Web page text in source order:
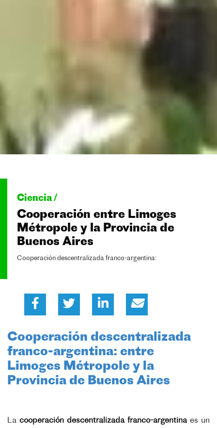
Ciencia /
Cooperación entre Limoges
Métropole y la Provincia de
Buenos Aires
Cooperación descentralizada franco-argentina:
Cooperación descentralizada
franco-argentina: entre
Limoges Métropole y la
Provincia de Buenos Aires
La cooperación descentralizada franco-argentinaes un